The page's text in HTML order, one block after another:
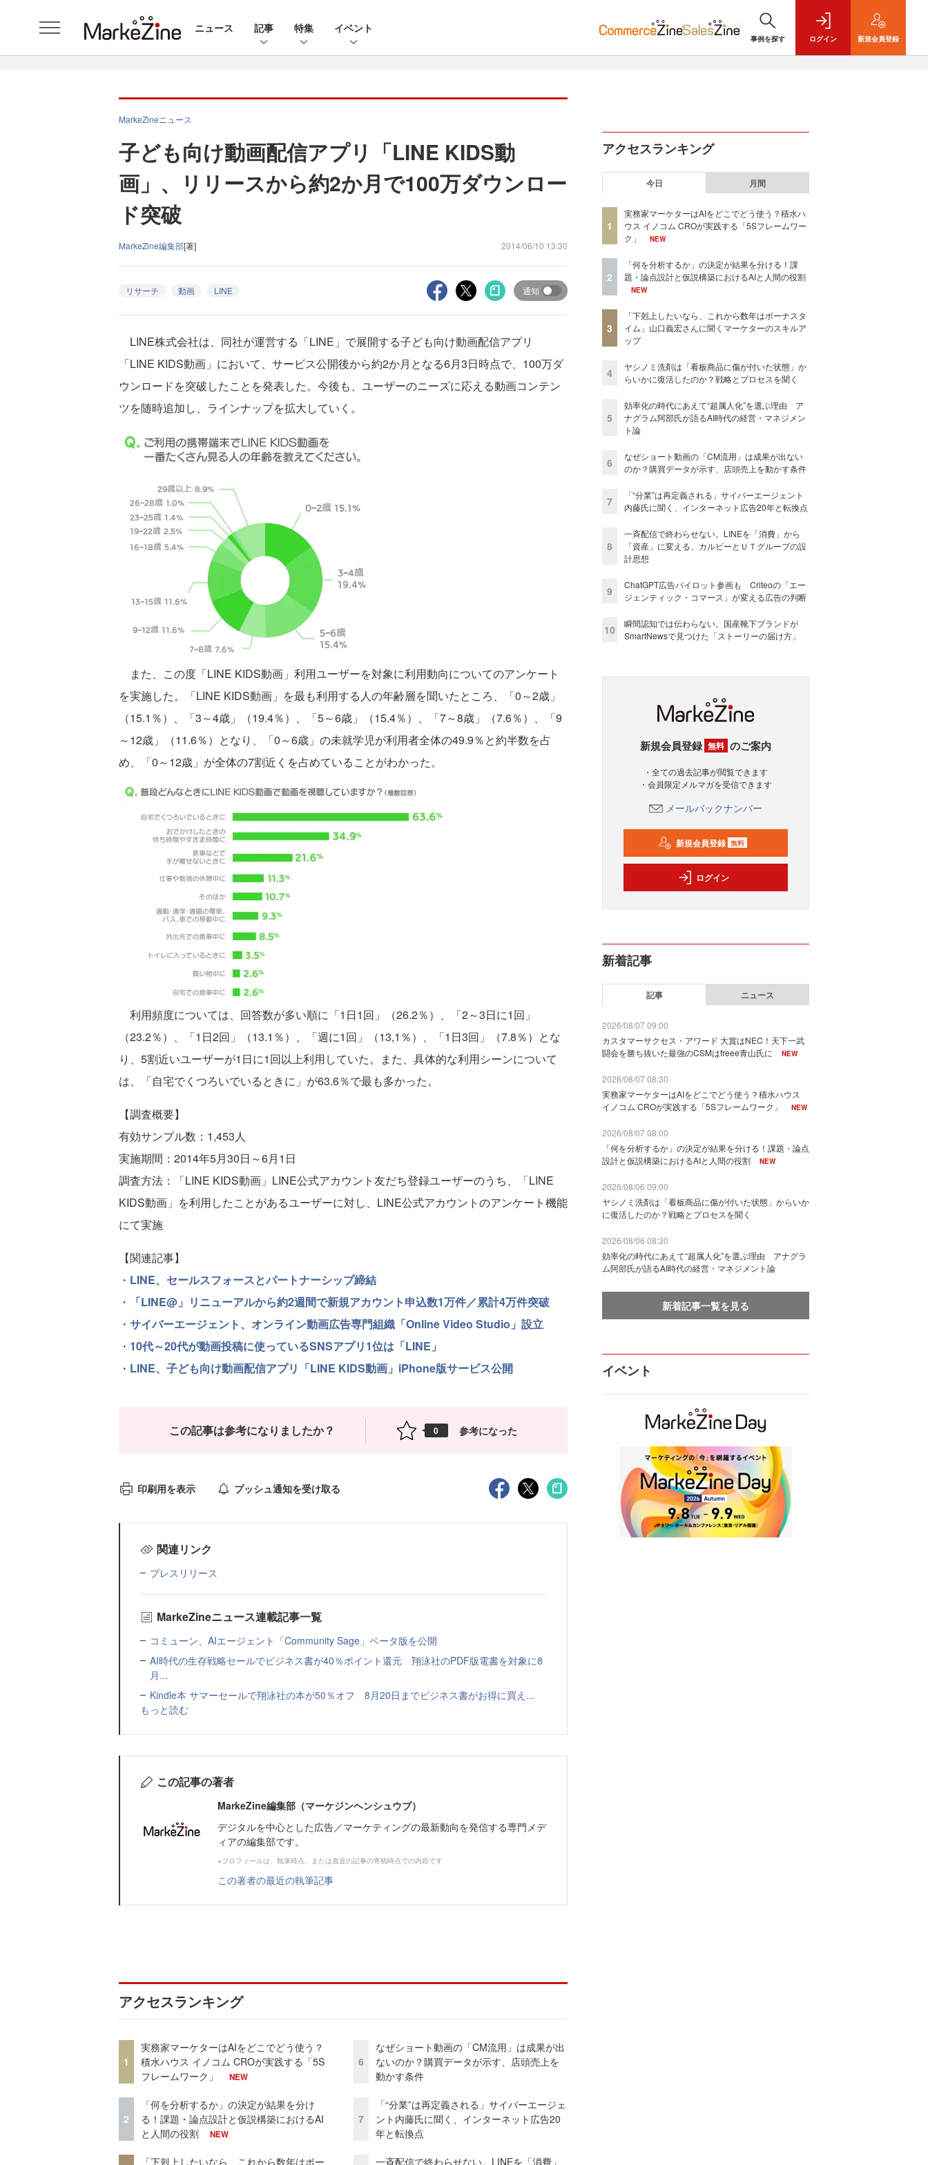
ニュース 記事 特集 イベント
事例を探す ログイン 新規会員登録
MarkeZineニュース
子ども向け動画配信アプリ「LINE KIDS動
画」、リリースから約2か月で100万ダウンロー
ド突破
MarkeZine編集部[著] 2014/06/10 13:30
リサーチ 動画 LINE 通知
LINE株式会社は、同社が運営する「LINE」で展開する子ども向け動画配信アプリ
「LINE KIDS動画」において、サービス公開後から約2か月となる6月3日時点で、100万ダ
ウンロードを突破したことを発表した。今後も、ユーザーのニーズに応える動画コンテン
ツを随時追加し、ラインナップを拡大していく。
また、この度「LINE KIDS動画」利用ユーザーを対象に利用動向についてのアンケート
を実施した。「LINE KIDS動画」を最も利用する人の年齢層を聞いたところ、「0～2歳」
（15.1％）、「3～4歳」（19.4％）、「5～6歳」（15.4％）、「7～8歳」（7.6％）、「9
～12歳」（11.6％）となり、「0～6歳」の未就学児が利用者全体の49.9％と約半数を占
め、「0～12歳」が全体の7割近くを占めていることがわかった。
利用頻度については、回答数が多い順に「1日1回」（26.2％）、「2～3日に1回」
（23.2％）、「1日2回」（13.1％）、「週に1回」（13,1％）、「1日3回」（7.8％）とな
り、5割近いユーザーが1日に1回以上利用していた。また、具体的な利用シーンについて
は、「自宅でくつろいでいるときに」が63.6％で最も多かった。
【調査概要】
有効サンプル数：1,453人
実施期間：2014年5月30日～6月1日
調査方法：「LINE KIDS動画」LINE公式アカウント友だち登録ユーザーのうち、「LINE
KIDS動画」を利用したことがあるユーザーに対し、LINE公式アカウントのアンケート機能
にて実施
【関連記事】
・ LINE、セールスフォースとパートナーシップ締結
・
「LINE@」リニューアルから約2週間で新規アカウント申込数1万件／累計4万件突破
・ サイバーエージェント、オンライン動画広告専門組織「Online Video Studio」設立
・ 10代～20代が動画投稿に使っているSNSアプリ1位は「LINE」
・ LINE、子ども向け動画配信アプリ「LINE KIDS動画」iPhone版サービス公開
この記事は参考になりましたか？ 0 参考になった
印刷用を表示 プッシュ通知を受け取る
関連リンク
プレスリリース
MarkeZineニュース連載記事一覧
コミューン、AIエージェント「Community Sage」ベータ版を公開
AI時代の生存戦略セールでビジネス書が40％ポイント還元 翔泳社のPDF版電書を対象に8
月...
Kindle本 サマーセールで翔泳社の本が50％オフ 8月20日までビジネス書がお得に買え...
もっと読む
この記事の著者
MarkeZine編集部（マーケジンヘンシュウブ）
デジタルを中心とした広告／マーケティングの最新動向を発信する専門メデ
ィアの編集部です。
※プロフィールは、執筆時点、または直近の記事の寄稿時点での内容です
この著者の最近の執筆記事
アクセスランキング
1
実務家マーケターはAIをどこでどう使う？
積水ハウス イノコム CROが実践する「5S
フレームワーク」
NEW
2
「何を分析するか」の決定が結果を分け
る！課題・論点設計と仮説構築におけるAI
と人間の役割
NEW
「下剋上したいなら、これから数年はボー
6
なぜショート動画の「CM流用」は成果が出
ないのか？購買データが示す、店頭売上を
動かす条件
7
「“分業”は再定義される」サイバーエージェ
ント内藤氏に聞く、インターネット広告20
年と転換点
一斉配信で終わらせない。LINEを「消費」
アクセスランキング
今日 月間
1
実務家マーケターはAIをどこでどう使う？積水ハ
ウス イノコム CROが実践する「5Sフレームワー
ク」
NEW
2
「何を分析するか」の決定が結果を分ける！課
題・論点設計と仮説構築におけるAIと人間の役割
NEW
3
「下剋上したいなら、これから数年はボーナスタ
イム」山口義宏さんに聞くマーケターのスキルア
ップ
4
ヤシノミ洗剤は「看板商品に傷が付いた状態」か
らいかに復活したのか？戦略とプロセスを聞く
5
効率化の時代にあえて“超属人化”を選ぶ理由 ア
ナグラム阿部氏が語るAI時代の経営・マネジメン
ト論
6
なぜショート動画の「CM流用」は成果が出ない
のか？購買データが示す、店頭売上を動かす条件
7
「“分業”は再定義される」サイバーエージェント
内藤氏に聞く、インターネット広告20年と転換点
8
一斉配信で終わらせない。LINEを「消費」から
「資産」に変える、カルビーとＵＴグループの設
計思想
9
ChatGPT広告パイロット参画も Criteoの「エー
ジェンティック・コマース」が変える広告の判断
10
瞬間認知では伝わらない。国産靴下ブランドが
SmartNewsで見つけた「ストーリーの届け方」
新規会員登録 無料 のご案内
・全ての過去記事が閲覧できます
・会員限定メルマガを受信できます
メールバックナンバー
新規会員登録 無料
ログイン
新着記事
記事 ニュース
2026/08/07 09:00
カスタマーサクセス・アワード 大賞はNEC！天下一武
闘会を勝ち抜いた最強のCSMはfreee青山氏に
NEW
2026/08/07 08:30
実務家マーケターはAIをどこでどう使う？積水ハウス
イノコム CROが実践する「5Sフレームワーク」
NEW
2026/08/07 08:00
「何を分析するか」の決定が結果を分ける！課題・論点
設計と仮説構築におけるAIと人間の役割
NEW
2026/08/06 09:00
ヤシノミ洗剤は「看板商品に傷が付いた状態」からいか
に復活したのか？戦略とプロセスを聞く
2026/08/06 08:30
効率化の時代にあえて“超属人化”を選ぶ理由 アナグラ
ム阿部氏が語るAI時代の経営・マネジメント論
新着記事一覧を見る
イベント